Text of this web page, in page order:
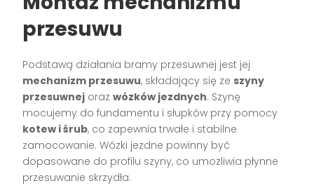
przesuwu
Podstawą działania bramy przesuwnej jest jej
mechanizm przesuwu, składający się ze szyny
przesuwnej orazwózków jezdnych. Szynę
mocujemy do fundamentu i słupków przy pomocy
kotew i śrub, co zapewnia trwałe i stabilne
zamocowanie. Wózki jezdne powinny być
dopasowane do profilu szyny, co umożliwia płynne
przesuwanie skrzydła.